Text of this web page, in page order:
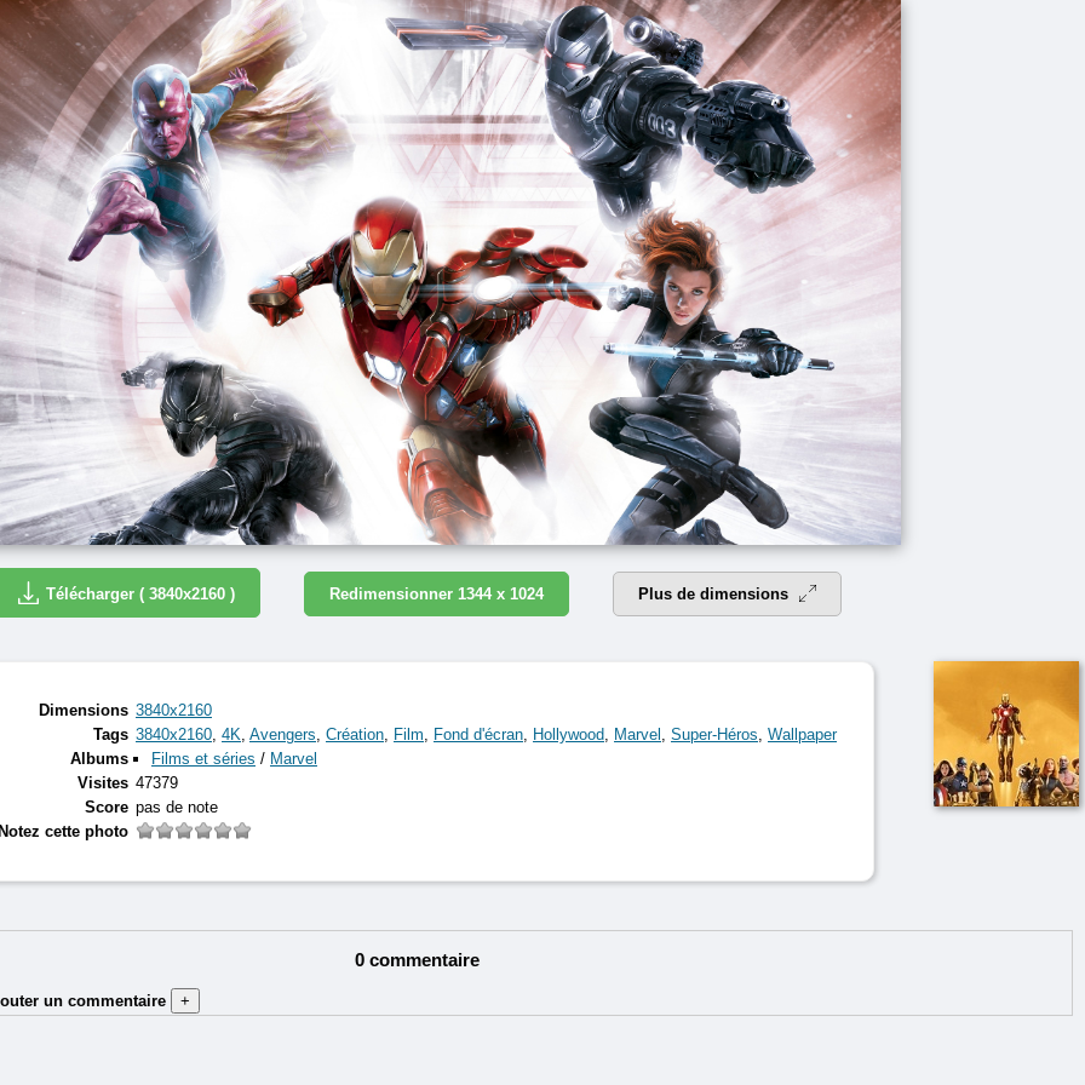
Télécharger ( 3840x2160 ) Redimensionner 1344 x 1024 Plus de dimensions
Dimensions 3840x2160
Tags 3840x2160, 4K, Avengers, Création, Film, Fond d'écran, Hollywood, Marvel , Super-Héros, Wallpaper
Albums
Films et séries / Marvel
Visites 47379
Score pas de note
cette photo
0 commentaire
un commentaire
+